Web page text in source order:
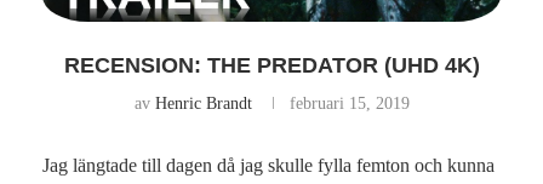
RECENSION: THE PREDATOR (UHD 4K)
av Henric Brandt februari 15, 2019
Jag längtade till dagen då jag skulle fylla femton och kunna